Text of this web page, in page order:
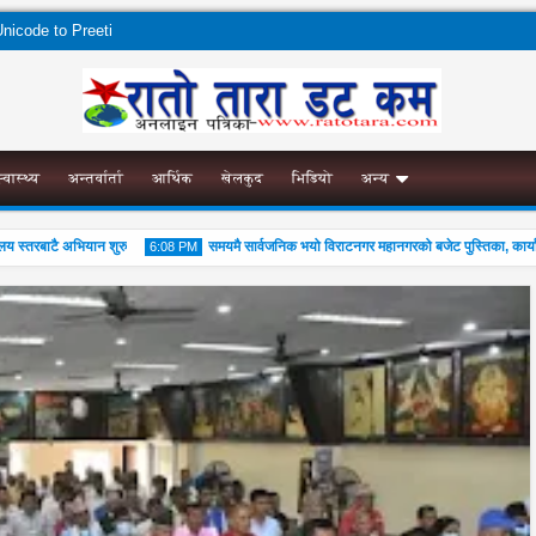
to Preeti
अन्तर्वार्ता आर्थिक खेलकुद भिडियो अन्य
अभियान शुरु 6:08 PM
04 Aug
2026
समयमै सार्वजनिक भयो विराटनगर महानगरको बजेट पुस्तिका,